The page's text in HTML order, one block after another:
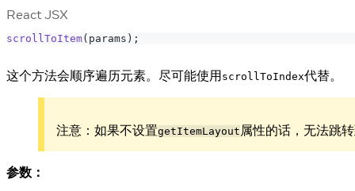
React JSX
scrollToItem( params ) ;
这个方法会顺序遍历元素。尽可能使用scrollToIndex代替。
注意：如果不设置getItemLayout 属性的话，无法跳
参数：